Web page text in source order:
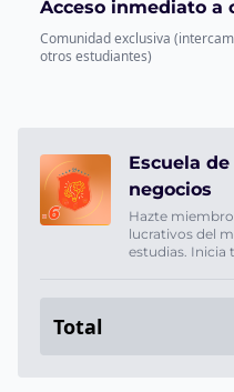
Acceso inmediato a
Comunidad exclusiva
otros estudiantes)
Escuela
negocios
Hazte
lucrativos del
estudias. Inicia tu emprendimiento en Estética y
Total